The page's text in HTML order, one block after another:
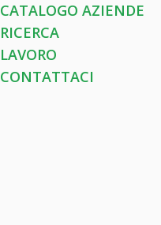
CATALOGO AZIENDE
RICERCA
LAVORO
CONTATTACI